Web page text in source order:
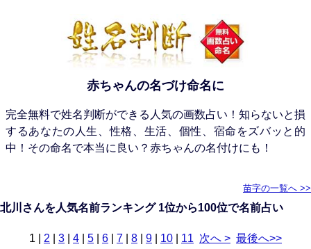
赤ちゃんの名づけ命名に
完全無料で姓名判断ができる人気の画数占い！知らないと損
するあなたの人生、性格、生活、個性、宿命をズバッと的
中！その命名で本当に良い？赤ちゃんの名付けにも！
苗字の一覧へ >>
北川さんを人気名前ランキング 1位から100位で名前占い
1 2 3 4 5 6 7 8 9 10 11 次へ > 最後へ>>